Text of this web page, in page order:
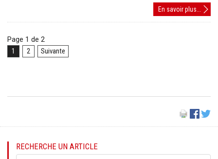
En savoir plus... AESH,
Page 1 de 2
1
2 Suivante
RECHERCHE UN ARTICLE